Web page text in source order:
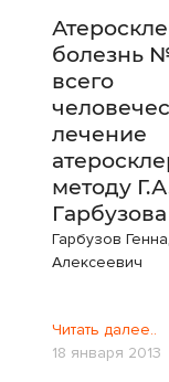
болезнь
всего
лечение
методу
Гарбузова
Гарбузов
Алексеевич
Читать далее..
18 января 2013